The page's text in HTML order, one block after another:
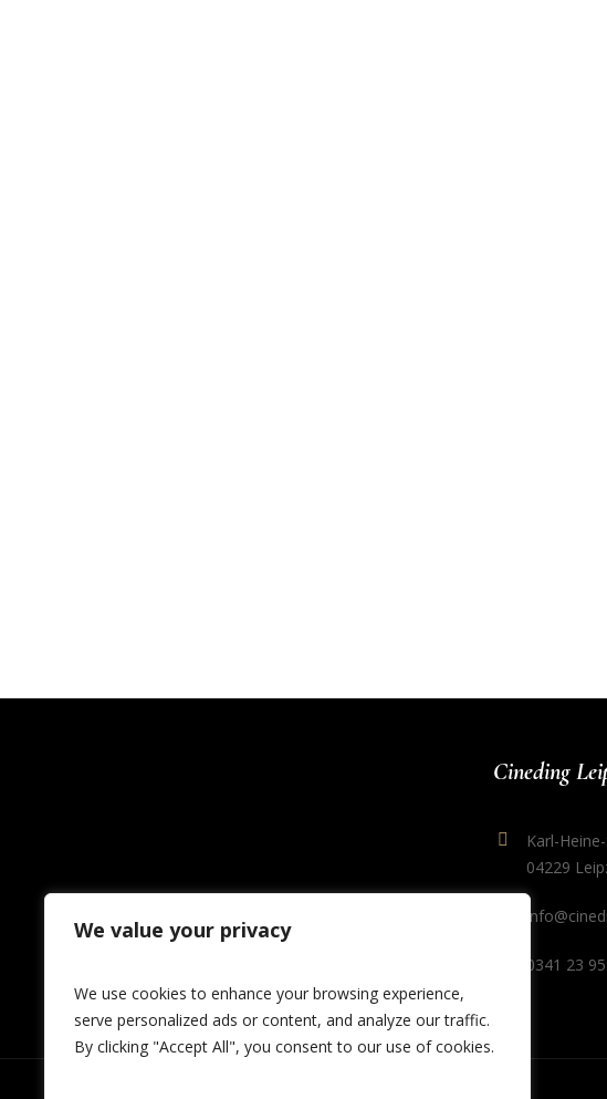
We value your privacy
We use cookies to enhance your browsing experience,
serve personalized ads or content, and analyze our traffic.
By clicking "Accept All", you consent to our use of cookies.
Cineding
Karl-
04229
0341 23